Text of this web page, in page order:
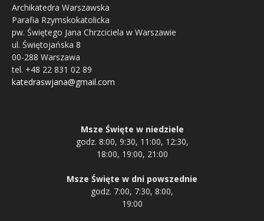
Archikatedra Warszawska
Parafia Rzymskokatolicka
pw. Świętego Jana Chrzciciela w Warszawie
ul. Świętojańska 8
00-288 Warszawa
tel. +48 22 831 02 89
katedraswjana@gmail.com
Msze Święte w niedziele
godz. 8:00, 9:30, 11:00, 12:30,
18:00, 19:00, 21:00
Msze Święte w dni powszednie
godz. 7:00, 7:30, 8:00,
19:00